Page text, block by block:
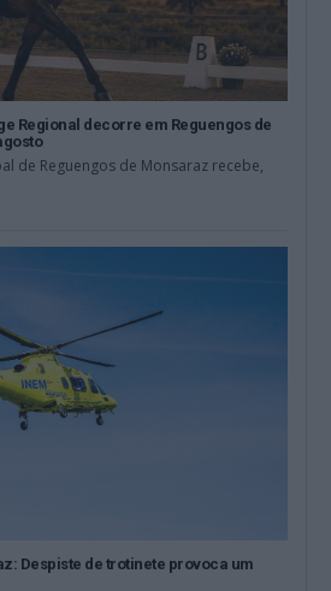
Regional decorre em Reguengos de
de Reguengos de Monsaraz recebe,
Despiste de trotinete provoca um